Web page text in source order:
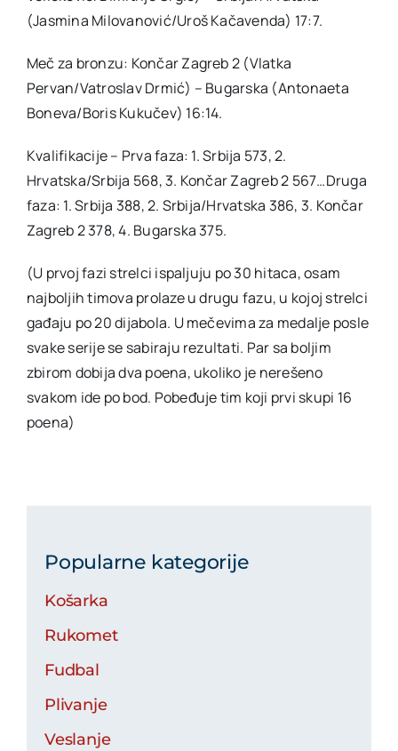
(Jasmina Milovanović/Uroš Kačavenda) 17:7.
Meč za bronzu: Končar Zagreb 2 (Vlatka
Pervan/Vatroslav Drmić) – Bugarska (Antonaeta
Boneva/Boris Kukučev) 16:14.
Kvalifikacije – Prva faza: 1. Srbija 573, 2.
Hrvatska/Srbija 568, 3. Končar Zagreb 2 567…Druga
faza: 1. Srbija 388, 2. Srbija/Hrvatska 386, 3. Končar
Zagreb 2 378, 4. Bugarska 375.
(U prvoj fazi strelci ispaljuju po 30 hitaca, osam
najboljih timova prolaze u drugu fazu, u kojoj strelci
gađaju po 20 dijabola. U mečevima za medalje posle
svake serije se sabiraju rezultati. Par sa boljim
zbirom dobija dva poena, ukoliko je nerešeno
svakom ide po bod. Pobeđuje tim koji prvi skupi 16
poena)
Popularne kategorije
Košarka
Rukomet
Fudbal
Plivanje
Veslanje